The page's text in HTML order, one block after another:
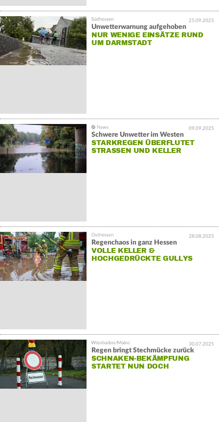
25.09.2025
Unwetterwarnung aufgehoben
NUR WENIGE EINSÄTZE RUND
UM DARMSTADT
09.09.2025
Schwere Unwetter im Westen
STARKREGEN ÜBERFLUTET
STRASSEN UND KELLER
28.08.2025
Regenchaos in ganz Hessen
VOLLE KELLER &
HOCHGEDRÜCKTE GULLYS
30.07.2025
Regen bringt Stechmücke zurück
SCHNAKEN-BEKÄMPFUNG
STARTET NUN DOCH